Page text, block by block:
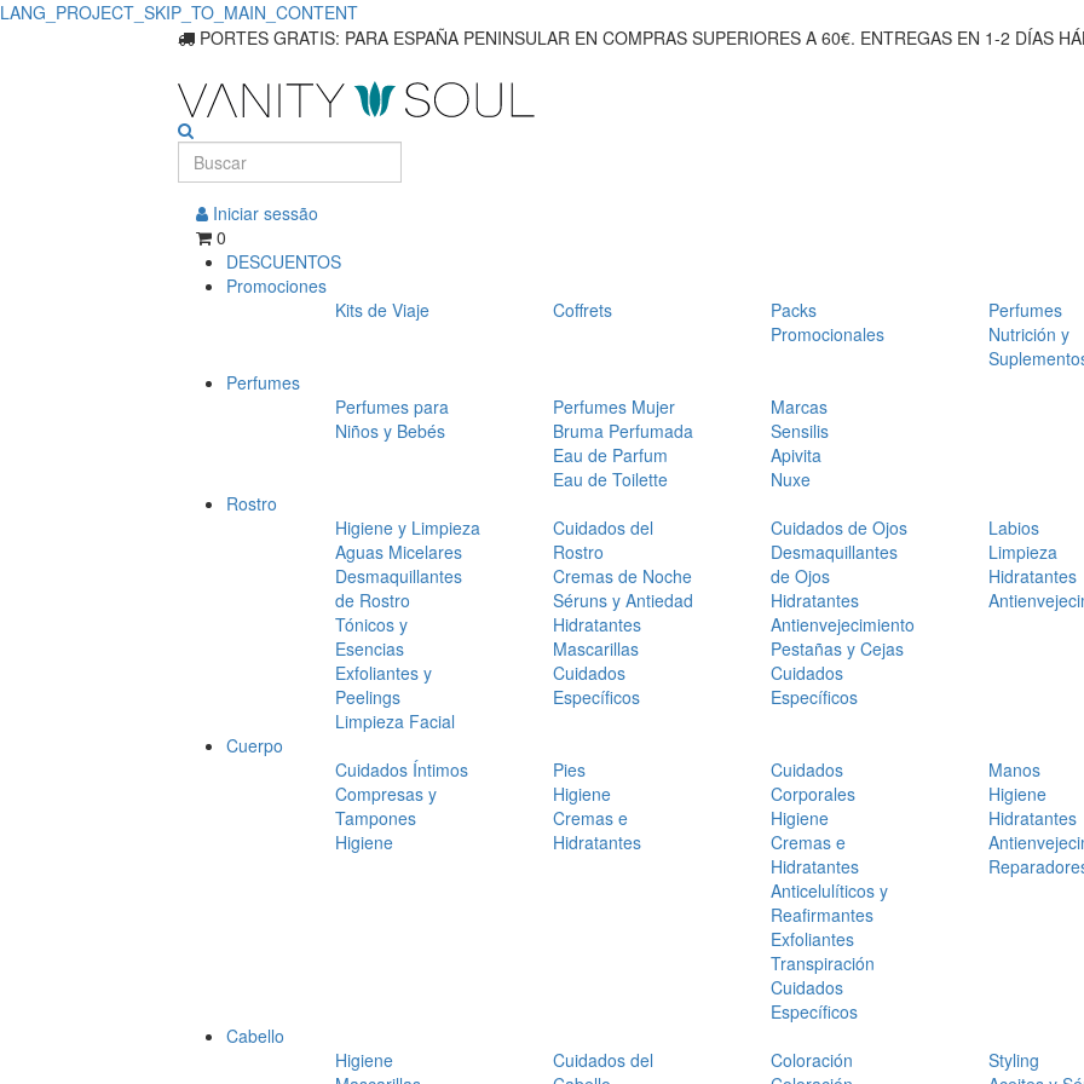
LANG_PROJECT_SKIP_TO_MAIN_CONTENT
PORTES GRATIS: PARA ESPAÑA PENINSULAR EN COMPRAS SUPERIORES A 60€. ENTREGAS EN 1-2 DÍAS
Iniciar sessão
0
DESCUENTOS
Promociones
Kits de Viaje
Coffrets
Packs
Promocionales
Perfumes
Nutrición y
Perfumes
Perfumes para
Niños y Bebés
Perfumes Mujer
Bruma Perfumada
Eau de Parfum
Eau de Toilette
Marcas
Sensilis
Apivita
Nuxe
Rostro
Higiene y Limpieza
Aguas Micelares
Desmaquillantes
de Rostro
Tónicos y
Esencias
Exfoliantes y
Peelings
Limpieza Facial
Cuidados del
Rostro
Cremas de Noche
Séruns y Antiedad
Hidratantes
Mascarillas
Cuidados
Específicos
Cuidados de Ojos
Desmaquillantes
de Ojos
Hidratantes
Antienvejecimiento
Pestañas y Cejas
Cuidados
Específicos
Labios
Limpieza
Hidratantes
Cuerpo
Cuidados Íntimos
Compresas y
Tampones
Higiene
Pies
Higiene
Cremas e
Hidratantes
Cuidados
Corporales
Higiene
Cremas e
Hidratantes
Anticelulíticos y
Reafirmantes
Exfoliantes
Transpiración
Cuidados
Específicos
Manos
Higiene
Hidratantes
Cabello
Higiene
Cuidados del
Coloración
Styling